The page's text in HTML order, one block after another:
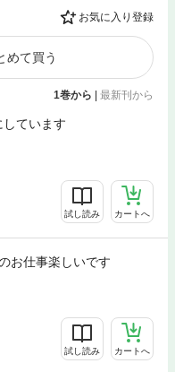
お気に入り登録
めて買う
1巻から 最新刊から
ています
試し読み カートへ
お仕事楽しいです
試し読み カートへ